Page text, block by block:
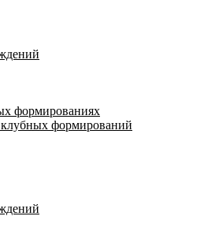
формированиях
клубных формирований